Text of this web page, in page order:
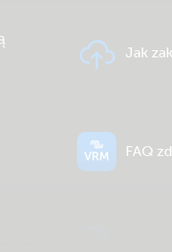
Jak
FAQ